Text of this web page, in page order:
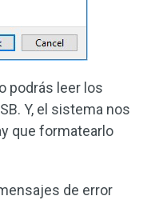
podrás leer los
Y, el sistema nos
que formatearlo
de error